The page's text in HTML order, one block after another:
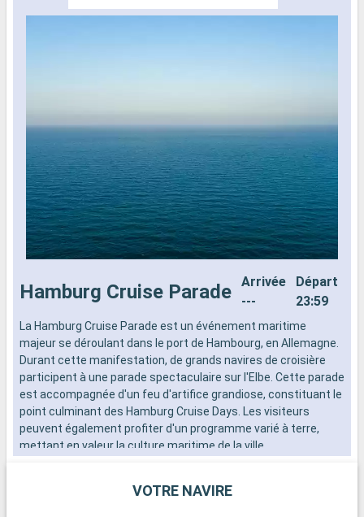
Hamburg Cruise Parade
Arrivée
---
Départ
23:59
​La Hamburg Cruise Parade est un événement maritime
majeur se déroulant dans le port de Hambourg, en Allemagne.
Durant cette manifestation, de grands navires de croisière
participent à une parade spectaculaire sur l'Elbe. Cette parade
est accompagnée d'un feu d'artifice grandiose, constituant le
point culminant des Hamburg Cruise Days. Les visiteurs
peuvent également profiter d'un programme varié à terre,
mettant en valeur la culture maritime de la ville.
VOTRE NAVIRE